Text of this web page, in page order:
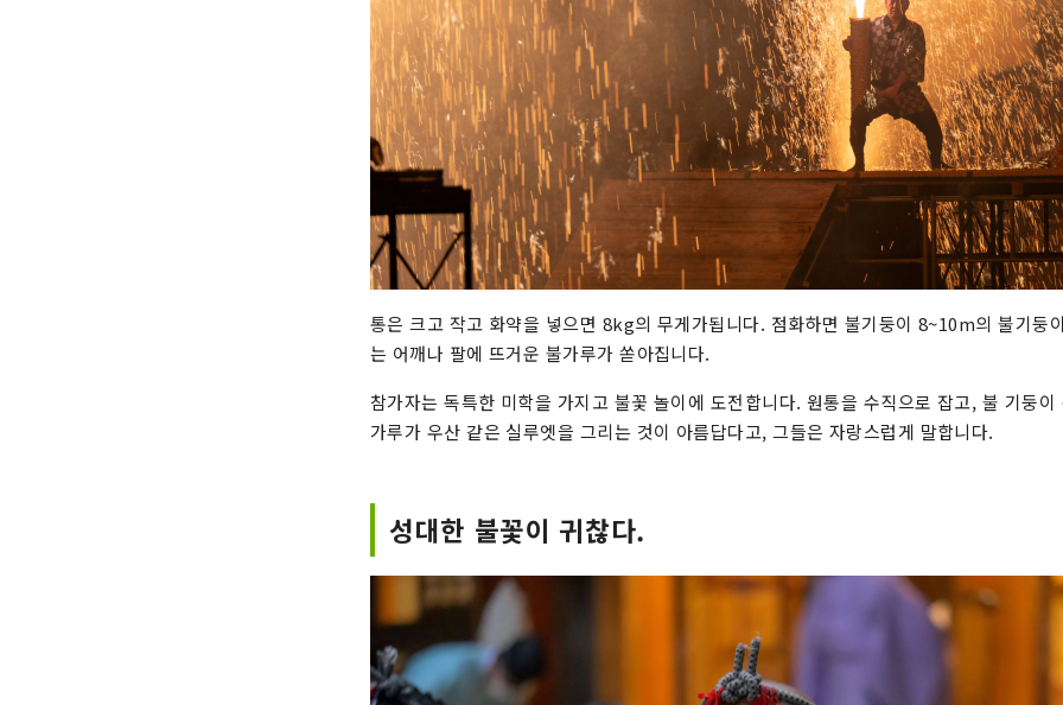
통은 크고 작고 화약을 넣으면 8kg의 무게가됩니다. 점화하면 불기둥이 8~10m의 불기둥
는 어깨나 팔에 뜨거운 불가루가 쏟아집니다.
참가자는 독특한 미학을 가지고 불꽃 놀이에 도전합니다. 원통을 수직으로 잡고, 불 기둥
가루가 우산 같은 실루엣을 그리는 것이 아름답다고, 그들은 자랑스럽게 말합니다.
성대한 불꽃이 귀찮다.